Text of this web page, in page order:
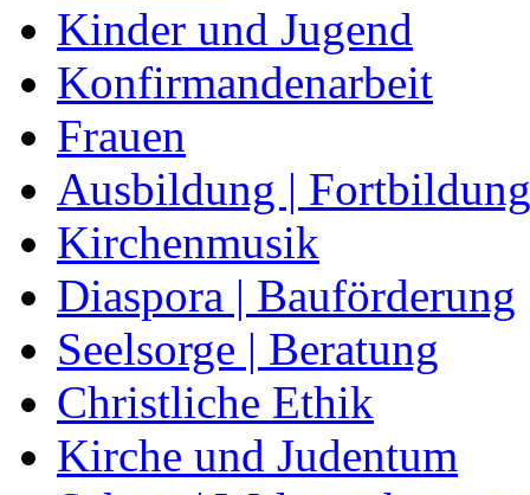
Kinder und Jugend
Konfirmandenarbeit
Frauen
Ausbildung | Fortbildung
Kirchenmusik
Diaspora | Bauförderung
Seelsorge | Beratung
Christliche Ethik
Kirche und Judentum